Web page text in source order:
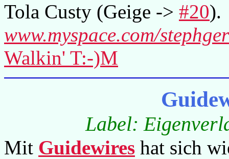
Tola Custy (Geige -> #20).
www.myspace.com/
Walkin' T:-)M
Label:
Mit Guidewires hat sich